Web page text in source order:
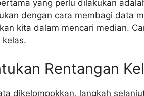
yang perlu dilakukan
dengan cara membagi data
kita dalam mencari median.
kelas.
Rentangan
dikelompokkan, langkah